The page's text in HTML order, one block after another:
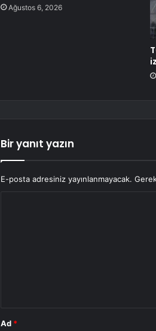
Ağustos 6, 2026
Bir yanıt yazın
E-posta adresiniz yayınlanmayacak.
Ad *